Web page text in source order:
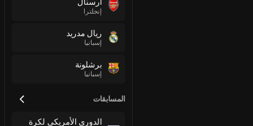
أرسنال
إنجلترا
ريال مدريد
إسبانيا
برشلونة
إسبانيا
المسابقات
الدوري الأمريكي لكرة